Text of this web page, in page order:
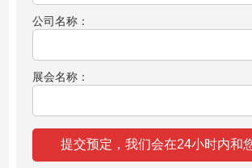
公司名称：
展会名称：